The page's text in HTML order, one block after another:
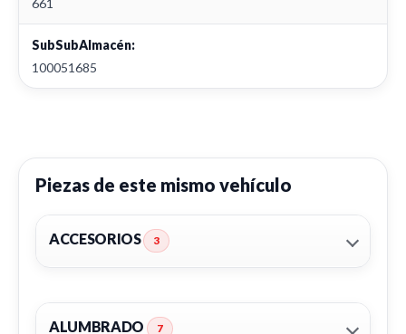
661
SubSubAlmacén:
100051685
Piezas de este mismo vehículo
ACCESORIOS 3
ALUMBRADO 7